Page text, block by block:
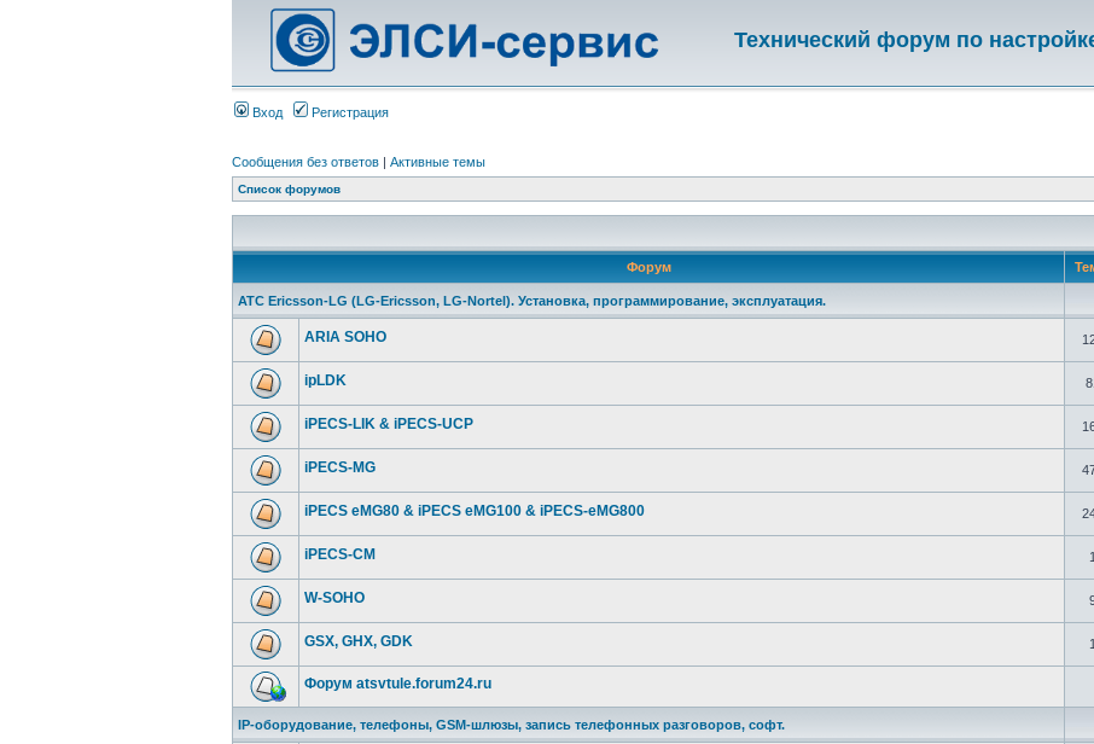
Технический форум по
Вход Регистрация
Сообщения без ответов | Активные темы
Список форумов
Форум
АТС Ericsson-LG (LG-Ericsson, LG-Nortel). Установка, программирование, эксплуатация.
ARIA SOHO
ipLDK
iPECS-LIK & iPECS-UCP
iPECS-MG
iPECS eMG80 & iPECS eMG100 & iPECS-eMG800
iPECS-CM 1
W-SOHO
GSX, GHX, GDK 1
Форум atsvtule.forum24.ru
IP-оборудование, телефоны, GSM-шлюзы, запись телефонных разговоров, софт.